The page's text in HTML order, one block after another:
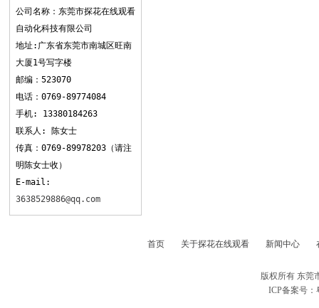
观看
公司名称：东莞市探花在线观看
自动化科技有限公司
地址:广东省东莞市南城区旺南
大厦1号写字楼
邮编：523070
电话：0769-89774084
手机: 13380184263
联系人: 陈女士
传真：0769-89978203（请注
明陈女士收）
E-mail:
3638529886@qq.com
首页 关于探花在线观看 新闻中心
版权所有 东莞
ICP备案号：